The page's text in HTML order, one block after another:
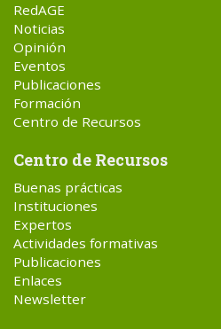
RedAGE
Noticias
Opinión
Eventos
Publicaciones
Formación
Centro de Recursos
Centro de Recursos
Buenas prácticas
Instituciones
Expertos
Actividades formativas
Publicaciones
Enlaces
Newsletter